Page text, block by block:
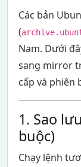
Các bản
(
Nam. Dưới
sang mirror
cấp và phiên
1. Sao
buộc)
Chạy lệnh